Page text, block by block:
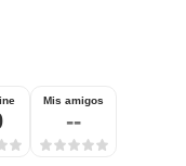
Mis amigos
--